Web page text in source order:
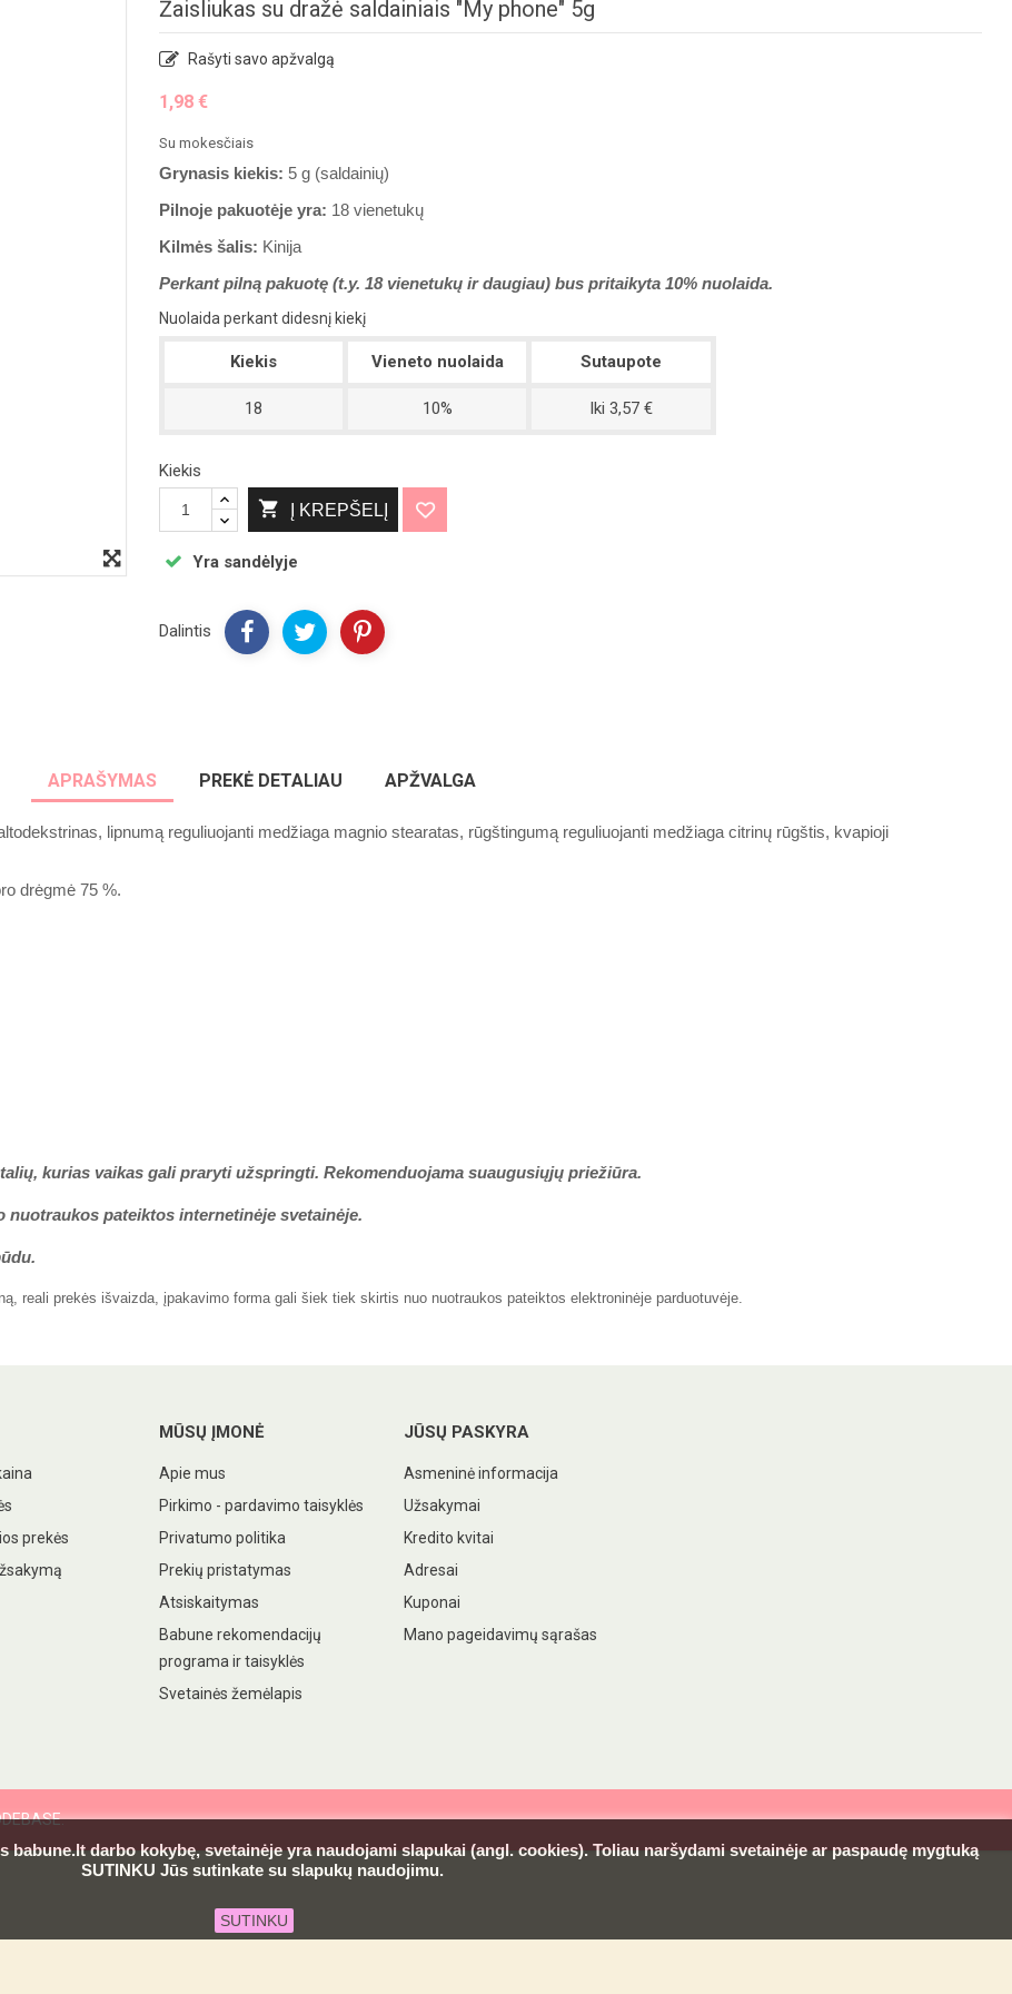
Žaisliukas su dražė saldainiais "My phone" 5g
Rašyti savo apžvalgą
1,98 €
Su mokesčiais
Grynasis kiekis: 5 g (saldainių)
Pilnoje pakuotėje yra: 18 vienetukų
Kilmės šalis: Kinija
Perkant pilną pakuotę (t.y. 18 vienetukų ir daugiau) bus pritaikyta 10% nuolaida.
Nuolaida perkant didesnį kiekį
Kiekis Vieneto nuolaida Sutaupote
18 10% Iki 3,57 €
Kiekis
 Į KREPŠELĮ
Yra sandėlyje
Dalintis
APRAŠYMAS PREKĖ DETALIAU APŽVALGA
lipnumą reguliuojanti medžiaga magnio stearatas, rūgštingumą reguliuojanti medžiaga citrinų rūgštis, kvapioji
drėgmė 75 %.
kurias vaikas gali praryti užspringti. Rekomenduojama suaugusiųjų priežiūra.
pateiktos internetinėje svetainėje.
reali prekės išvaizda, įpakavimo forma gali šiek tiek skirtis nuo nuotraukos pateiktos elektroninėje parduotuvėje.
prekės
MŪSŲ ĮMONĖ
Apie mus
Pirkimo - pardavimo taisyklės
Privatumo politika
Prekių pristatymas
Atsiskaitymas
Babune rekomendacijų
programa ir taisyklės
Svetainės žemėlapis
JŪSŲ PASKYRA
Asmeninė informacija
Užsakymai
Kredito kvitai
Adresai
Kuponai
Mano pageidavimų sąrašas
darbo kokybę, svetainėje yra naudojami slapukai (angl. cookies). Toliau naršydami svetainėje ar paspaudę mygtuką
SUTINKU Jūs sutinkate su slapukų naudojimu.
SUTINKU
Sausainiai dovanų, nuo
30€ sumos!